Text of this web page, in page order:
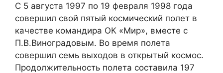
С 5 августа 1997 по 19 февраля 1998 года
совершил свой пятый космический полет в
качестве командира ОК «Мир», вместе с
П.В.Виноградовым. Во время полета
совершил семь выходов в открытый космос.
Продолжительность полета составила 197